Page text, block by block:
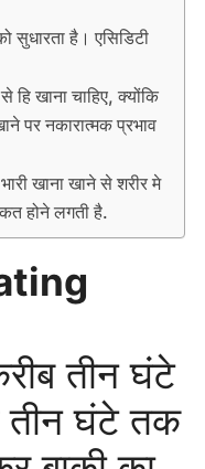
है। एसिडिटी
खाना चाहिए, क्योंकि
पर नकारात्मक प्रभाव
खाना खाने से शरीर मे
होने लगती है.
तीन घंटे
तीन घंटे तक